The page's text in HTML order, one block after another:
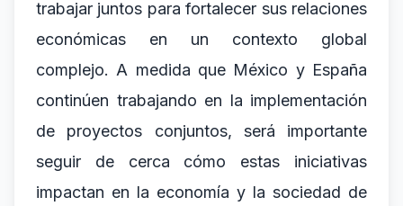
trabajar juntos para fortalecer sus relaciones
económicas en un contexto global
complejo. A medida que México y España
continúen trabajando en la implementación
de proyectos conjuntos, será importante
seguir de cerca cómo estas iniciativas
impactan en la economía y la sociedad de